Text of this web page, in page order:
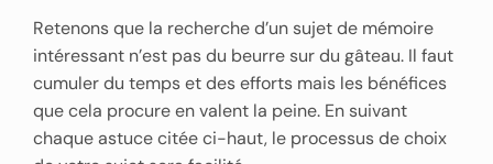
Retenons que la recherche d’un sujet de mémoire
intéressant n’est pas du beurre sur du gâteau. Il faut
cumuler du temps et des efforts mais les bénéfices
que cela procure en valent la peine. En suivant
chaque astuce citée ci-haut, le processus de choix